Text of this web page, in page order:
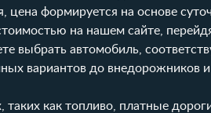
цена формируется на основе
на нашем сайте,
выбрать автомобиль,
вариантов до внедорожников
как топливо, платные